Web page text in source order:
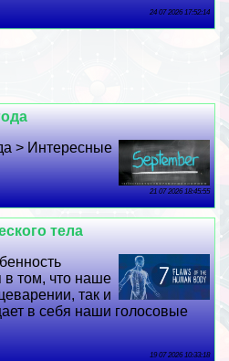
24 07 2026 17:52:14
> Интересные
21 07 2026 18:45:55
тела
в том, что наше
так и
в себя наши голосовые
19 07 2026 10:33:18